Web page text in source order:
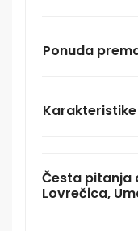
Ponuda
Česta pitanja
Lovrečica,